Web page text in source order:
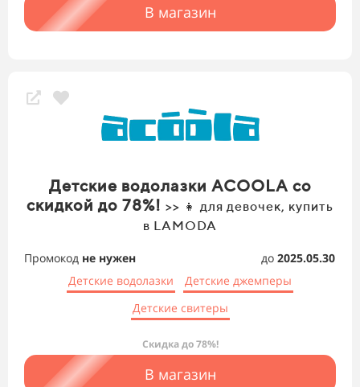
В магазин
Детские водолазки ACOOLA со
скидкой до 78%! >> 👧 для девочек, купить
в LAMODA
Промокод не нужен до 2025.05.30
Детские водолазки
Детские джемперы
Детские свитеры
Скидка до 78%!
В магазин